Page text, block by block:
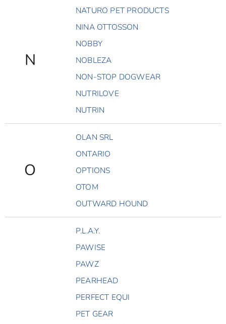
N
NATURO PET PRODUCTS
NINA OTTOSSON
NOBBY
NOBLEZA
NON-STOP DOGWEAR
NUTRILOVE
NUTRIN
O
OLAN SRL
ONTARIO
OPTIONS
OTOM
OUTWARD HOUND
P.L.A.Y.
PAWISE
PAWZ
PEARHEAD
PERFECT EQUI
PET GEAR